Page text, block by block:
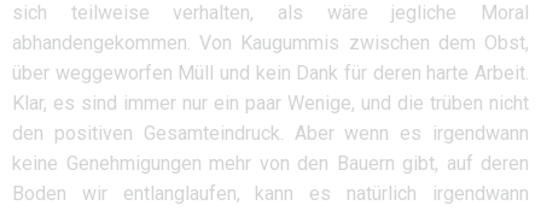
sich teilweise verhalten, als wäre jegliche Moral
abhandengekommen. Von Kaugummis zwischen dem Obst,
über weggeworfen Müll und kein Dank für deren harte Arbeit.
Klar, es sind immer nur ein paar Wenige, und die trüben nicht
den positiven Gesamteindruck. Aber wenn es irgendwann
keine Genehmigungen mehr von den Bauern gibt, auf deren
Boden wir entlanglaufen, kann es natürlich irgendwann